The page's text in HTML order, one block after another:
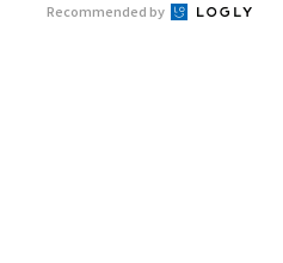
Recommended by